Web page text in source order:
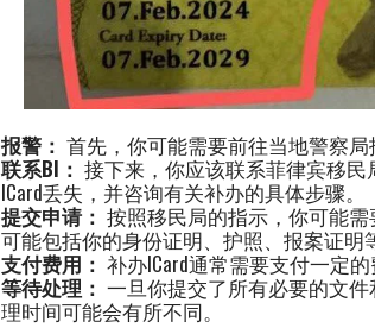
报警： 首先，你可能需要前往当地警察局
联系BI： 接下来，你应该联系菲律宾移民
ICard丢失，并咨询有关补办的具体步骤。
提交申请： 按照移民局的指示，你可能
可能包括你的身份证明、护照、报案证明
支付费用： 补办ICard通常需要支付一定
等待处理： 一旦你提交了所有必要的文
理时间可能会有所不同。